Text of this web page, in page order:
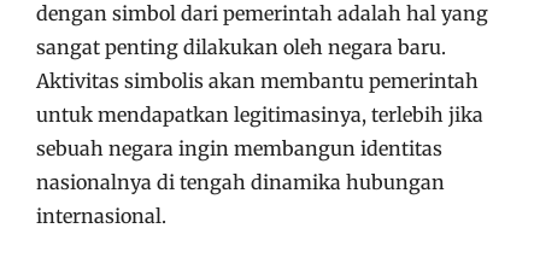
dengan simbol dari pemerintah adalah hal yang
sangat penting dilakukan oleh negara baru.
Aktivitas simbolis akan membantu pemerintah
untuk mendapatkan legitimasinya, terlebih jika
sebuah negara ingin membangun identitas
nasionalnya di tengah dinamika hubungan
internasional.